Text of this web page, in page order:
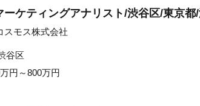
ーケティングアナリスト/渋谷区/東京都
スモス株式会社
谷区
円～800万円